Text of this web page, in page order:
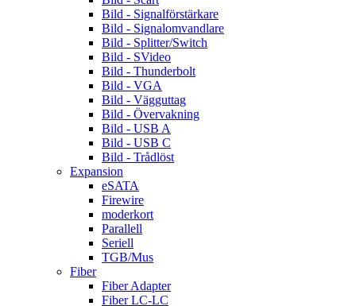
Bild - Signalförstärkare
Bild - Signalomvandlare
Bild - Splitter/Switch
Bild - SVideo
Bild - Thunderbolt
Bild - VGA
Bild - Vägguttag
Bild - Övervakning
Bild - USB A
Bild - USB C
Bild - Trådlöst
Expansion
eSATA
Firewire
moderkort
Parallell
Seriell
TGB/Mus
Fiber
Fiber Adapter
Fiber LC-LC